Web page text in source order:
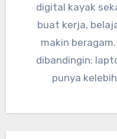
digital kayak
buat kerja,
makin
dibandingin:
punya